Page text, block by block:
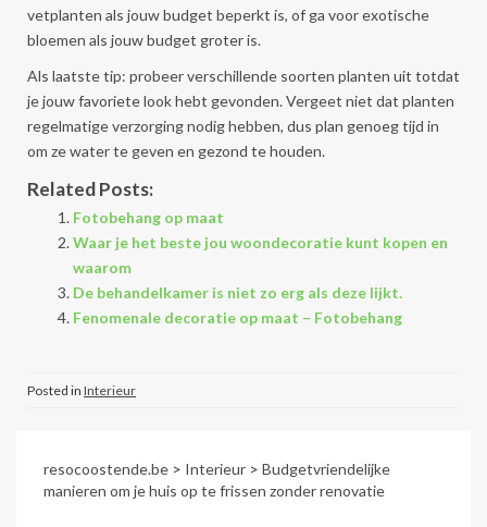
vetplanten als jouw budget beperkt is, of ga voor exotische
bloemen als jouw budget groter is.
Als laatste tip: probeer verschillende soorten planten uit totdat
je jouw favoriete look hebt gevonden. Vergeet niet dat planten
regelmatige verzorging nodig hebben, dus plan genoeg tijd in
om ze water te geven en gezond te houden.
Related Posts:
Fotobehang op maat
Waar je het beste jou woondecoratie kunt kopen en
waarom
De behandelkamer is niet zo erg als deze lijkt.
Fenomenale decoratie op maat – Fotobehang
Posted in Interieur
resocoostende.be > Interieur > Budgetvriendelijke
manieren om je huis op te frissen zonder renovatie